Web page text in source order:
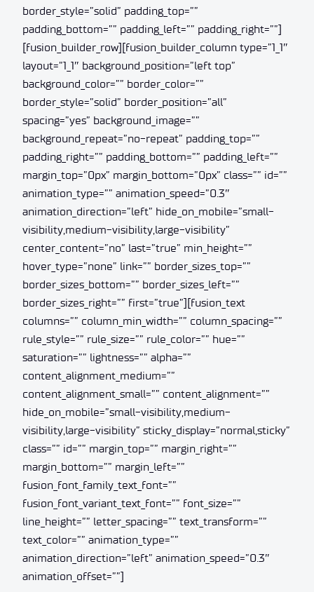
border_style=”solid” padding_top=””
padding_bottom=”” padding_left=”” padding_right=””]
[fusion_builder_row][fusion_builder_column type=”1_1″
layout=”1_1″ background_position=”left top”
background_color=”” border_color=””
border_style=”solid” border_position=”all”
spacing=”yes” background_image=””
background_repeat=”no-repeat” padding_top=””
padding_right=”” padding_bottom=”” padding_left=””
margin_top=”0px” margin_bottom=”0px” class=”” id=””
animation_type=”” animation_speed=”0.3″
animation_direction=”left” hide_on_mobile=”small-
visibility,medium-visibility,large-visibility”
center_content=”no” last=”true” min_height=””
hover_type=”none” link=”” border_sizes_top=””
border_sizes_bottom=”” border_sizes_left=””
border_sizes_right=”” first=”true”][fusion_text
columns=”” column_min_width=”” column_spacing=””
rule_style=”” rule_size=”” rule_color=”” hue=””
saturation=”” lightness=”” alpha=””
content_alignment_medium=””
content_alignment_small=”” content_alignment=””
hide_on_mobile=”small-visibility,medium-
visibility,large-visibility” sticky_display=”normal,sticky”
class=”” id=”” margin_top=”” margin_right=””
margin_bottom=”” margin_left=””
fusion_font_family_text_font=””
fusion_font_variant_text_font=”” font_size=””
line_height=”” letter_spacing=”” text_transform=””
text_color=”” animation_type=””
animation_direction=”left” animation_speed=”0.3″
animation_offset=””]